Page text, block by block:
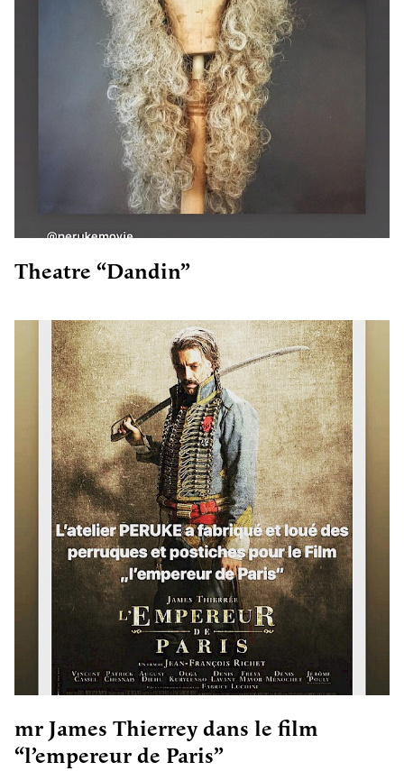
Theatre “Dandin”
mr James Thierrey dans le film
“l’empereur de Paris”